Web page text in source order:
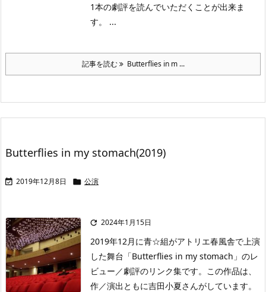
1本の劇評を読んでいただくことが出来ま
す。 ...
記事を読む Butterflies in m ...
Butterflies in my stomach(2019)
 2019年12月8日  公演
 2024年1月15日
2019年12月に青☆組がアトリエ春風舎で上演
した舞台「Butterflies in my stomach」のレ
ビュー／劇評のリンク集です。この作品は、
作／演出ともに吉田小夏さんがしています。